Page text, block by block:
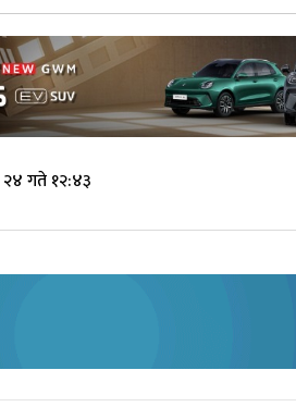
गते १२:४३